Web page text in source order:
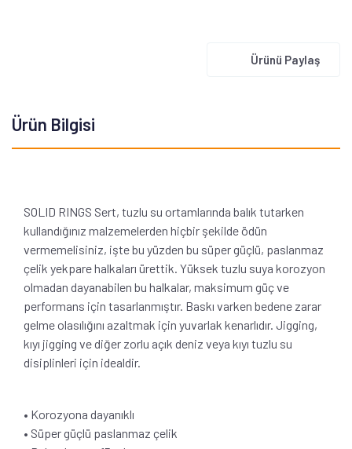
Ürünü Paylaş
Ürün Bilgisi
SOLID RINGS Sert, tuzlu su ortamlarında balık tutarken
kullandığınız malzemelerden hiçbir şekilde ödün
vermemelisiniz, işte bu yüzden bu süper güçlü, paslanmaz
çelik yekpare halkaları ürettik. Yüksek tuzlu suya korozyon
olmadan dayanabilen bu halkalar, maksimum güç ve
performans için tasarlanmıştır. Baskı varken bedene zarar
gelme olasılığını azaltmak için yuvarlak kenarlıdır. Jigging,
kıyı jigging ve diğer zorlu açık deniz veya kıyı tuzlu su
disiplinleri için idealdir.
• Korozyona dayanıklı
• Süper güçlü paslanmaz çelik